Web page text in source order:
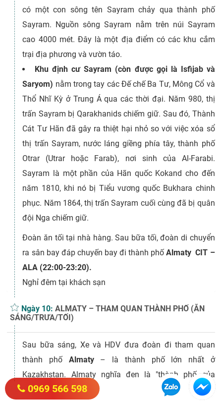
có một con sông tên Sayram chảy qua thành phố
Sayram. Nguồn sông Sayram nằm trên núi Sayram
cao 4000 mét. Đây là một địa điểm có các khu cắm
trại địa phương và vườn táo.
Khu định cư Sayram (còn được gọi là Isfijab và
Saryom) nằm trong tay các Đế chế Ba Tư, Mông Cổ và
Thổ Nhĩ Kỳ ở Trung Á qua các thời đại. Năm 980, thị
trấn Sayram bị Qarakhanids chiếm giữ. Sau đó, Thành
Cát Tư Hãn đã gây ra thiệt hại nhỏ so với việc xóa sổ
thị trấn Sayram, nước láng giềng phía tây, thành phố
Otrar (Utrar hoặc Farab), nơi sinh của Al-Farabi.
Sayram là một phần của Hãn quốc Kokand cho đến
năm 1810, khi nó bị Tiểu vương quốc Bukhara chinh
phục. Năm 1864, thị trấn Sayram cuối cùng đã bị quân
đội Nga chiếm giữ.
Đoàn ăn tối tại nhà hàng. Sau bữa tối, đoàn di chuyển
ra sân bay đáp chuyến bay đi thành phốAlmaty CIT –
ALA (22:00-23:20).
Nghỉ đêm tại khách sạn
Ngày 10:ALMATY – THAM QUAN THÀNH PHỐ (ĂN
SÁNG/TRƯA/TỐI)
Sau bữa sáng, Xe và HDV đưa đoàn đi tham quan
thành phố Almaty– là thành phố lớn nhất ở
Kazakhstan. Almaty nghĩa đen là "thành phố của
những cây táo", và do khí hậu tương đối ôn hòa nên
0969 566 598